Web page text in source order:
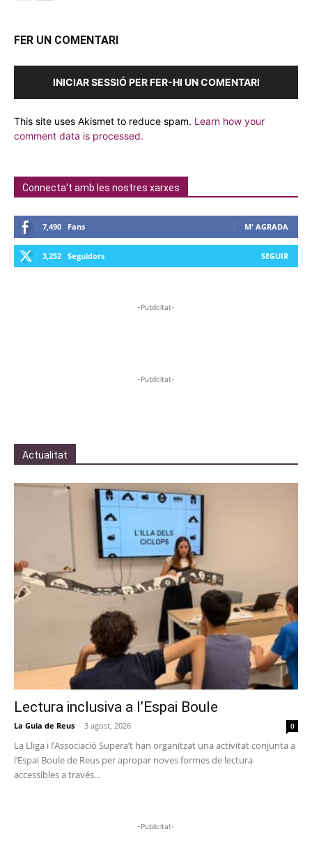
FER UN COMENTARI
INICIAR SESSIÓ PER FER-HI UN COMENTARI
This site uses Akismet to reduce spam. Learn how your
comment data is processed.
Connecta't amb les nostres xarxes
7,490 Fans M' AGRADA
3,252 Seguidors SEGUIR
-Publicitat-
-Publicitat-
Actualitat
Lectura inclusiva a l’Espai Boule
La Guia de Reus - 3 agost, 2026 0
La Lliga i l’Associació Supera’t han organitzat una activitat conjunta a
l’Espai Boule de Reus per apropar noves formes de lectura
accessibles a través...
-Publicitat-